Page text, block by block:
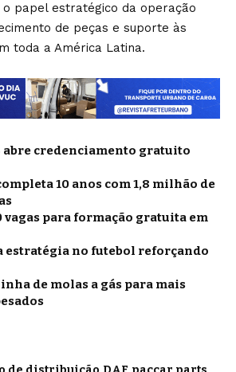
papel estratégico da operação
de peças e suporte às
toda a América Latina.
abre credenciamento gratuito
10 anos com 1,8 milhão de
vagas para formação gratuita em
estratégia no futebol reforçando
de molas a gás para mais